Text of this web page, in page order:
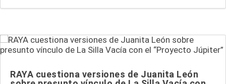
RAYA cuestiona versiones de Juanita León